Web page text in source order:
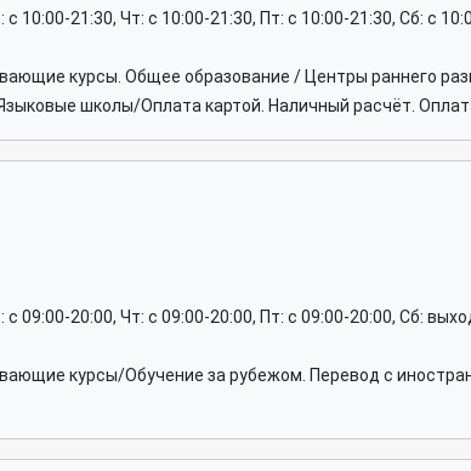
c 10:00-21:30, Чт: c 10:00-21:30, Пт: c 10:00-21:30, Сб: c
курсы. Общее образование / Центры раннего
школы/Оплата картой. Наличный расчёт.
c 09:00-20:00, Чт: c 09:00-20:00, Пт: c 09:00-20:00, Сб:
курсы/Обучение за рубежом. Перевод с